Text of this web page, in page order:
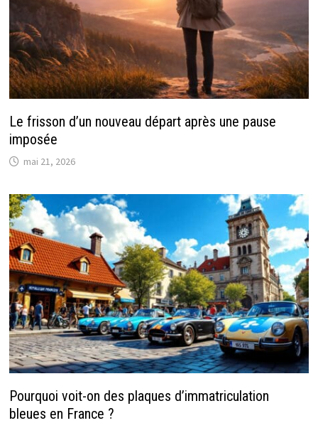
Le frisson d’un nouveau départ après une pause
imposée
mai 21, 2026
Pourquoi voit-on des plaques d’immatriculation
bleues en France ?